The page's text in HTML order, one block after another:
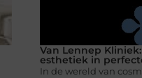
Van Lennep
esthetiek in
In de wereld van